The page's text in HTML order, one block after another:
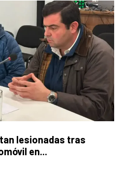
lesionadas tras
en...